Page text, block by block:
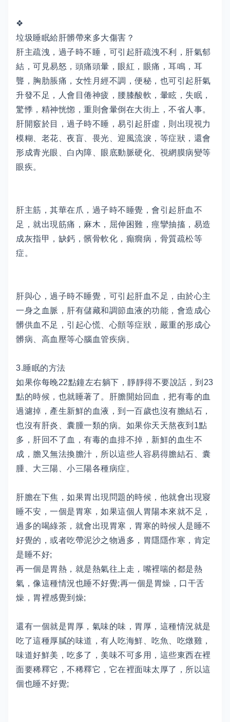
❖
垃圾睡眠給肝髒帶來多大傷害？
肝主疏洩，過子時不睡，可引起肝疏洩不利，肝氣郁
結，可見易怒，頭痛頭暈，眼紅，眼痛，耳鳴，耳
聾，胸肋脹痛，女性月經不調，便秘，也可引起肝氣
升發不足，人會目倦神疲，腰膝酸軟，暈眩，失眠，
驚悸，精神恍惚，重則會暈倒在大街上，不省人事。
肝開竅於目，過子時不睡，易引起肝虛，則出現視力
模糊、老花、夜盲、畏光、迎風流淚，等症狀，還會
形成青光眼、白內障、眼底動脈硬化、視網膜病變等
眼疾。
肝主筋，其華在爪，過子時不睡覺，會引起肝血不
足，就出現筋痛，麻木，屈伸困難，痙攣抽搐，易造
成灰指甲，缺鈣，髕骨軟化，癲癇病，骨質疏松等
症。
肝與心，過子時不睡覺，可引起肝血不足，由於心主
一身之血脈，肝有儲藏和調節血液的功能，會造成心
髒供血不足，引起心慌、心顫等症狀，嚴重的形成心
髒病、高血壓等心腦血管疾病。
3.睡眠的方法
如果你每晚22點鐘左右躺下，靜靜得不要說話，到23
點的時候，也就睡著了。肝膽開始回血，把有毒的血
過濾掉，產生新鮮的血液，到一百歲也沒有膽結石，
也沒有肝炎、囊腫一類的病。如果你天天熬夜到1點
多，肝回不了血，有毒的血排不掉，新鮮的血生不
成，膽又無法換膽汁，所以這些人容易得膽結石、囊
腫、大三陽、小三陽各種病症。
肝膽在下焦，如果胃出現問題的時候，他就會出現寢
睡不安，一個是胃寒，如果這個人胃陽本來就不足，
過多的喝綠茶，就會出現胃寒，胃寒的時候人是睡不
好覺的，或者吃帶泥沙之物過多，胃隱隱作寒，肯定
是睡不好;
再一個是胃熱，就是熱氣往上走，嘴裡喘的都是熱
氣，像這種情況也睡不好覺;再一個是胃燥，口干舌
燥，胃裡感覺到燥;
還有一個就是胃厚，氣味的味，胃厚，這種情況就是
吃了這種厚膩的味道，有人吃海鮮、吃魚、吃燉雞，
味道好鮮美，吃多了，美味不可多用，這些東西在裡
面要稀釋它，不稀釋它，它在裡面味太厚了，所以這
個也睡不好覺;